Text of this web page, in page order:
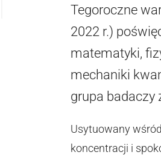
Tegoroczne
2022 r.)
matematyki,
mechaniki
grupa badaczy
Usytuowany
koncentracji i